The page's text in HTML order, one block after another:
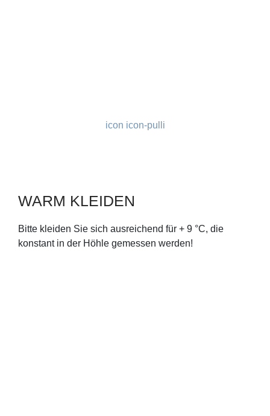
icon icon-pulli
WARM KLEIDEN
Bitte kleiden Sie sich ausreichend für + 9 °C, die
konstant in der Höhle gemessen werden!